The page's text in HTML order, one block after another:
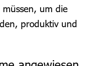
müssen, um die
produktiv und